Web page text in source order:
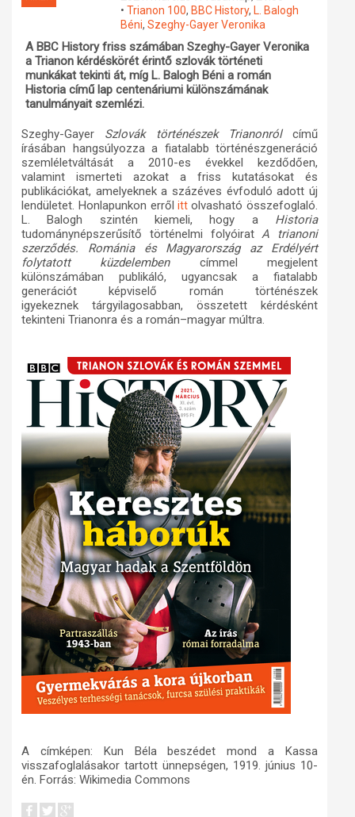
Műhelymunkák
• Trianon 100, BBC History, L. Balogh
Béni, Szeghy-Gayer Veronika
A BBC History friss számában Szeghy-Gayer Veronika
a Trianon kérdéskörét érintő szlovák történeti
munkákat tekinti át, míg L. Balogh Béni a román
Historia című lap centenáriumi különszámának
tanulmányait szemlézi.
Szeghy-Gayer Szlovák történészek Trianonról című
írásában hangsúlyozza a fiatalabb történészgeneráció
szemléletváltását a 2010-es évekkel kezdődően,
valamint ismerteti azokat a friss kutatásokat és
publikációkat, amelyeknek a százéves évfoduló adott új
lendületet. Honlapunkon errőlittolvasható összefoglaló.
L. Balogh szintén kiemeli, hogy a Historia
tudománynépszerűsítő történelmi folyóiratA trianoni
szerződés. Románia és Magyarország az Erdélyért
folytatott küzdelembencímmel megjelent
különszámában publikáló, ugyancsak a fiatalabb
generációt képviselő román történészek
igyekeznek tárgyilagosabban, összetett kérdésként
tekinteni Trianonra és a román–magyar múltra.
A címképen: Kun Béla beszédet mond a Kassa
visszafoglalásakor tartott ünnepségen, 1919. június 10-
én. Forrás: Wikimedia Commons